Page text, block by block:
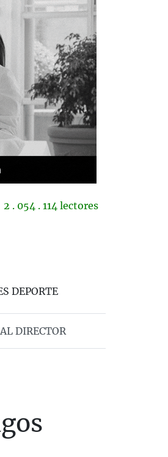
2 . 054 . 114 lectores
DEPORTE
DIRECTOR